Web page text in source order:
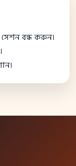
বন্ধ করুন।